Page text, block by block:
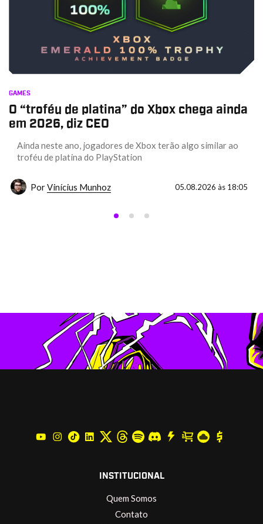
GAMES
O “troféu de platina” do Xbox chega ainda
em 2026, diz CEO
Ainda neste ano, jogadores de Xbox terão algo similar ao
troféu de platina do PlayStation
PorVinícius Munhoz 05.08.2026 às 18:05
INSTITUCIONAL
Quem Somos
Contato